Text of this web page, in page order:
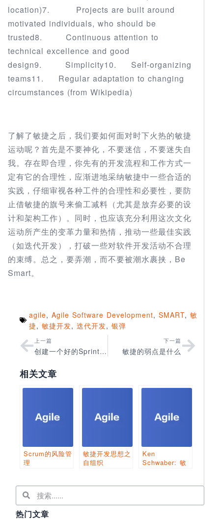
location)7. Projects are built around
motivated individuals, who should be
trusted8. Continuous attention to
technical excellence and good
design9. Simplicity10. Self-organizing
teams11. Regular adaptation to changing
circumstances (from Wikipedia)
了解了敏捷之后，我们要如何面对时下火热的敏捷
运动呢？首先是不要神化，不要迷信，不要迷失自
我。存在即合理，你先有的开发流程和工作方式一
定有它的合理性，应渐进地采纳敏捷中一些合适的
实践，仔细审视各种工件的合理性和必要性，要防
止借敏捷的旗号来偷工减料（尤其是放弃必要的设
计和架构工作）。同时，也应该充分利用这次文化
运动所产生的变革力量和热情，推动一些最佳实践
（如迭代开发），打破一些对软件开发活动不合理
的束缚。总之，要弄潮，而不要被潮水裹挟，Be
Smart。
agile, Agile Software Development, SMART, 敏
捷, 敏捷开发, 迭代开发, 银弹
上一篇
创建一个好的Sprint Backlog 的8个小贴士
下一篇
敏捷的弱点是什么
相关文章
Scrum的风险管
理
敏捷开发思想之
自组织
Ken
Schwaber: 敏
热门文章